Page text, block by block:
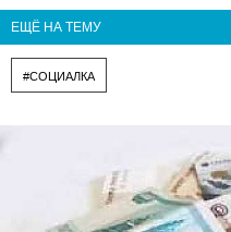
ЕЩЁ НА ТЕМУ
#СОЦИАЛКА